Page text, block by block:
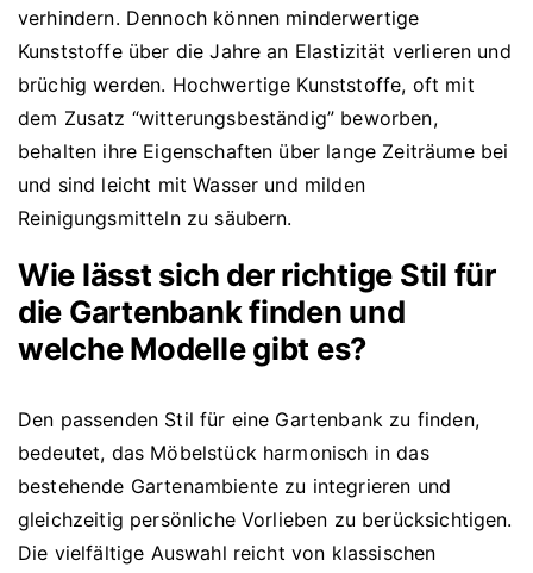
verhindern. Dennoch können minderwertige
Kunststoffe über die Jahre an Elastizität verlieren und
brüchig werden. Hochwertige Kunststoffe, oft mit
dem Zusatz “witterungsbeständig” beworben,
behalten ihre Eigenschaften über lange Zeiträume bei
und sind leicht mit Wasser und milden
Reinigungsmitteln zu säubern.
Wie lässt sich der richtige Stil für
die Gartenbank finden und
welche Modelle gibt es?
Den passenden Stil für eine Gartenbank zu finden,
bedeutet, das Möbelstück harmonisch in das
bestehende Gartenambiente zu integrieren und
gleichzeitig persönliche Vorlieben zu berücksichtigen.
Die vielfältige Auswahl reicht von klassischen